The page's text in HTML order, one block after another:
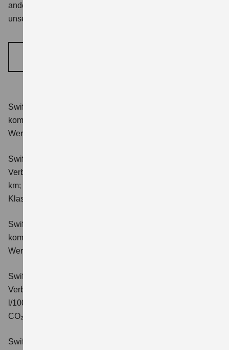
anderen Thema persönlich beraten lassen? Nutzen Sie
unser Formular, um einen Termin zu vereinbaren.
Swift 1.2 DUALJET HYBRID Club
kombinierter Energieverbrauch 4,4 l/100km; kombinierter
Wert der CO₂-Emission: 98 g/km; CO₂-Klasse: C.
Swift 1.2 DUALJET HYBRID ALLGRIP Club
Verbrauchswerte: kombinierter Energieverbrauch 4,9 l/100
km; kombinierter Wert der CO₂-Emission: 111 g/km; CO₂-
Klasse: C.
Swift 1.2 DUALJET HYBRID Comfort
kombinierter Energieverbrauch 4,4 l/100km; kombinierter
Wert der CO₂-Emission: 99 g/km; CO₂-Klasse: C.
Swift 1.2 DUALJET HYBRID CVT Comfort
Verbrauchswerte: kombinierter Energieverbrauch 4,7
l/100km; kombinierter Wert der CO₂-Emission: 106 g/km;
CO₂-Klasse: C.
Swift 1.2 DUALJET HYBRID ALLGRIP Comfort